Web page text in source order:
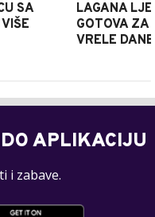
SA
LAGANA
GOTOVA ZA
VRELE DANE
APLIKACIJU
i zabave.